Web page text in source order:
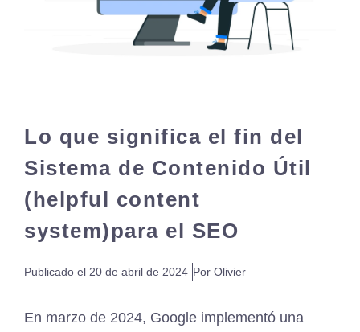
Lo que significa el fin del
Sistema de Contenido Útil
(helpful content
system)para el SEO
Publicado el 20 de abril de 2024 Por Olivier
En marzo de 2024, Google implementó una